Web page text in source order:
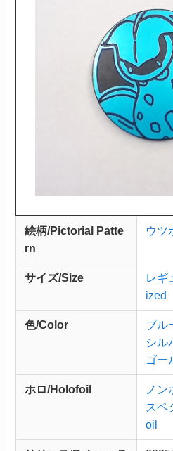
絵柄/Pictorial Patte
rn
ウツ
サイズ/Size
レギ
ized
色/Color
ブル
シル
ゴー
ホロ/Holofoil
ノン
スペ
oil